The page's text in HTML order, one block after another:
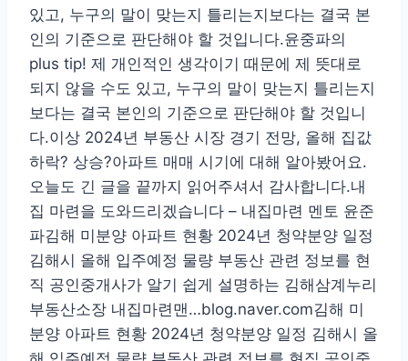
있고, 누구의 말이 맞는지 틀리는지보다는 결국 본
인의 기준으로 판단해야 할 것입니다.윤중파의
plus tip! 제 개인적인 생각이기 때문에 제 뜻대로
되지 않을 수도 있고, 누구의 말이 맞는지 틀리는지
보다는 결국 본인의 기준으로 판단해야 할 것입니
다.이상 2024년 부동산 시장 경기 전망, 올해 집값
하락? 상승?아파트 매매 시기에 대해 알아봤어요.
오늘도 긴 글을 끝까지 읽어주셔서 감사합니다.내
집 마련을 도와드리겠습니다 – 내집마련 멘토 윤준
파김해 미분양 아파트 현황 2024년 청약분양 일정
김해시 올해 입주예정 물량 부동산 관련 정보를 현
직 공인중개사가 알기 쉽게 설명하는 김해삼계누리
부동산소장 내집마련맨…blog.naver.com김해 미
분양 아파트 현황 2024년 청약분양 일정 김해시 올